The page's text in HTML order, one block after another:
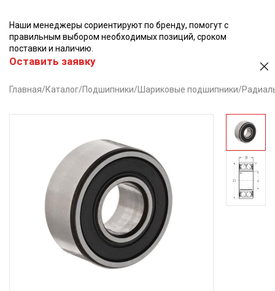
Наши менеджеры сориентируют по бренду, помогут с
правильным выбором необходимых позиций, сроком
поставки и наличию.
Оставить заявку
Главная/Каталог/Подшипники/ Шариковые подшипники/